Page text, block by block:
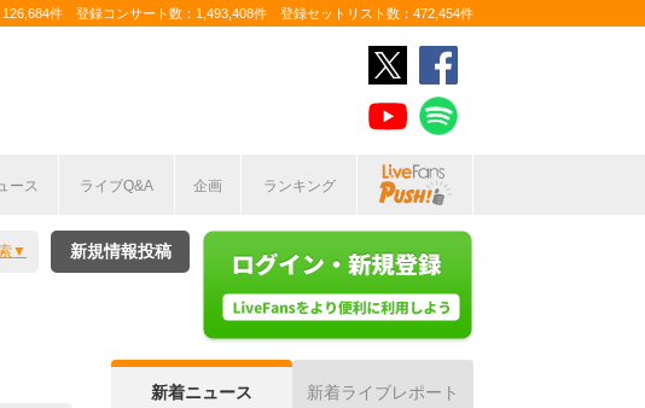
126,684件 登録コンサート数：1,493,408件 登録セットリスト数：472,454件
ース ライブQ&A 企画 ランキング
新規情報投稿
新着ニュース 新着ライブレポート